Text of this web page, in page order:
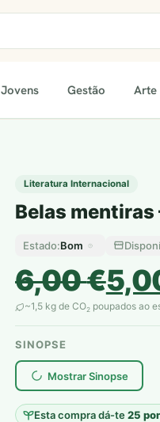
Jovens Gestão Arte
Literatura Internacional
Belas mentiras
Estado:Bom
6,00€
O
preço
original
era:
6,00 €.
O
preço
atual
é:
5,00 €.
~1,5 kg de CO2 poupados ao
SINOPSE
Mostrar Sinopse
Esta compra dá-te25
plantar árvores reais